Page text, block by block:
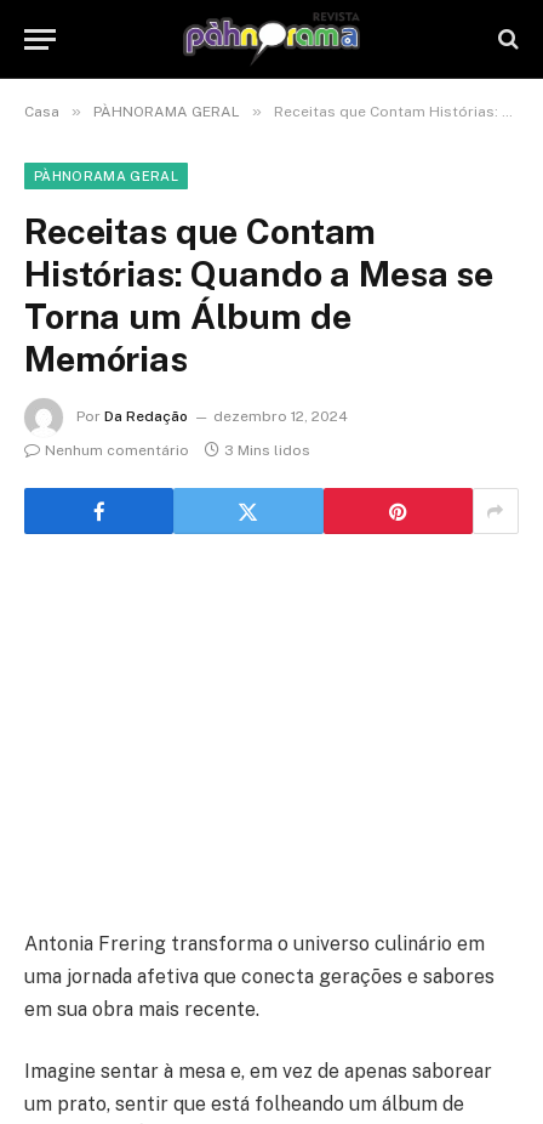
Casa » PÀHNORAMA GERAL » Receitas que Contam Histórias: Quando a Mesa se Torna um Álbum de Memórias
PÀHNORAMA GERAL
Receitas que Contam
Histórias: Quando a Mesa se
Torna um Álbum de
Memórias
Por Da Redação
dezembro 12, 2024
Nenhum comentário
3 Mins lidos
Antonia Frering transforma o universo culinário em
uma jornada afetiva que conecta gerações e sabores
em sua obra mais recente.
Imagine sentar à mesa e, em vez de apenas saborear
um prato, sentir que está folheando um álbum de